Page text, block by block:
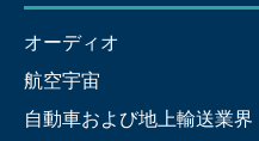
オーディオ
航空宇宙
自動車および地上輸送業界